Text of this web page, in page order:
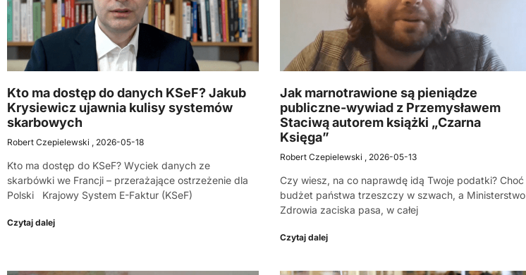
Kto ma dostęp do danych KSeF? Jakub
Krysiewicz ujawnia kulisy systemów
skarbowych
Robert Czepielewski 2026-05-18
Kto ma dostęp do KSeF? Wyciek danych ze
skarbówki we Francji – przerażające ostrzeżenie dla
Polski Krajowy System E-Faktur (KSeF)
Czytaj dalej
Jak marnotrawione są pieniądze
publiczne-wywiad z Przemysławem
Staciwą autorem książki „Czarna
Księga”
Robert Czepielewski 2026-05-13
Czy wiesz, na co naprawdę idą Twoje podatki? Choć
budżet państwa trzeszczy w szwach, a Ministerstwo
Zdrowia zaciska pasa, w całej
Czytaj dalej